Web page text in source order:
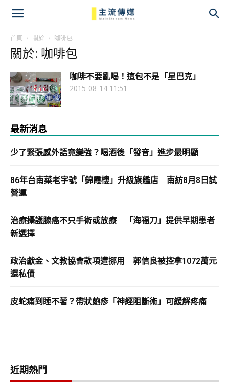
首頁 關於 咖啡包
關於: 咖啡包
咖啡不要亂喝！這包不是「星巴克」
2015-08-14 11:51
最新消息
少了緊張感外語竟變強？喝酒後「發音」進步最明顯
86年台南菜老字號「錦霞樓」升級旗艦店 南紡8月8日試
營運
治療攝護腺癌不只手術或放療 「海福刀」提供早期患者
新選擇
政治獻金、文教協會款項遭挪用 郭信良被控拿1072萬元
還私債
皮蛇痛到睡不著？帶狀皰疹「神經阻斷術」可緩解疼痛
近期熱門